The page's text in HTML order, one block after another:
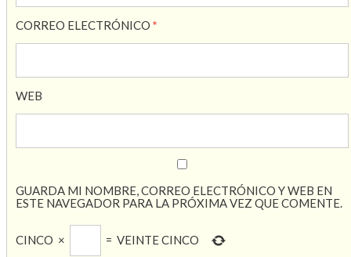
CORREO ELECTRÓNICO *
WEB
GUARDA MI NOMBRE, CORREO ELECTRÓNICO Y WEB EN
ESTE NAVEGADOR PARA LA PRÓXIMA VEZ QUE COMENTE.
CINCO × = VEINTE CINCO